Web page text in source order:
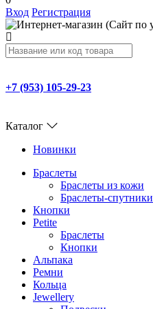
Вход Регистрация
+7 (953) 105-29-23
Каталог
Новинки
Браслеты
Браслеты из кожи
Браслеты-спутники
Кнопки
Petite
Браслеты
Кнопки
Альпака
Ремни
Кольца
Jewellery